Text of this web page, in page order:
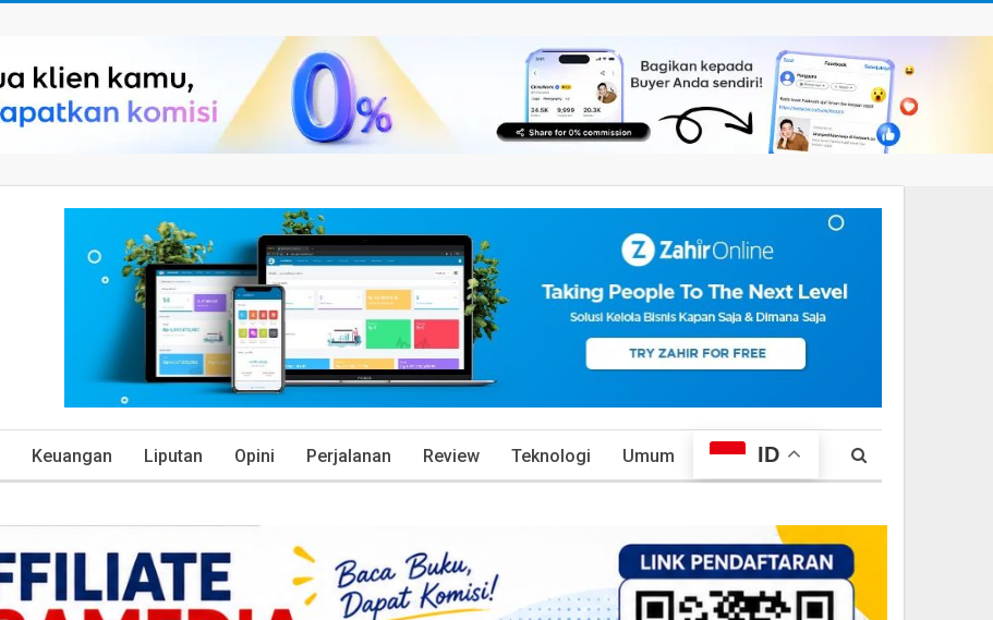
Keuangan Liputan Opini Perjalanan Review Teknologi Umum ID